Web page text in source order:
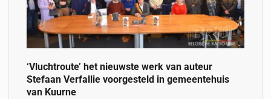
‘Vluchtroute’ het nieuwste werk van auteur
Stefaan Verfallie voorgesteld in gemeentehuis
van Kuurne